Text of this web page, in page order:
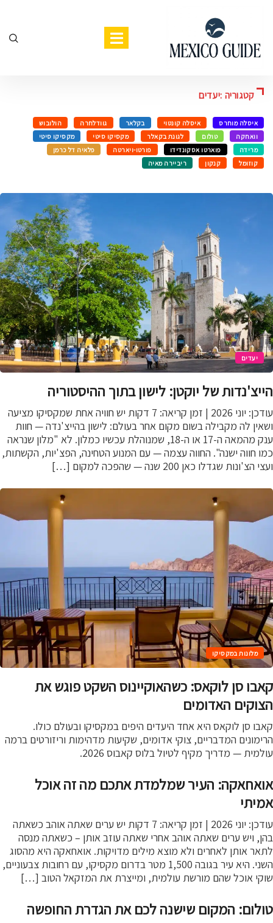
קטגוריה :יעדים
איסלה מוחרס איסלה קונטוי בקלאר גוודלחרה
הולובוש
וואחקה
טולום לגונת בקאלר מקסיקו סיטי
מקסיקו סיטי
מרידה
פוארטו אסקונדידו פורטו-ויארטה
פלאיה דל כרמן
קוזומל
קנקון ריביירה מאיה
יעדים
של יוקטן: לישון בתוך ההיסטוריה
עודכן: יוני 2026 | זמן קריאה: 7 דקות יש חוויה אחת שמקסיקו מציעה
לה מקבילה בשום מקום אחר בעולם: לישון בהייצ'נדה — חוות
ענק מהמאה ה-17 או ה-18, שמנוהלת עכשיו כמלון. לא "מלון שנראה
חווה ישנה". החווה עצמה — עם המנוע הטחינה, הפצ'יות, הקשתות,
שגדלו כאן 200 שנה — שהפכה למקום […]
מלונות במקסיקו
סן לוקאס: כשהאוקיינוס השקט פוגש את
האדומים
סן לוקאס היא אחד היעדים היפים במקסיקו ובעולם כולו.
המדבריים, צוקי אדומים, שקיעות מדהימות וריזורטים ברמה
— מדריך מקיף לטיול בלוס קאבוס 2026.
העיר שמלמדת אתכם מה זה אוכל
עודכן: יוני 2026 | זמן קריאה: 7 דקות יש ערים שאתה אוהב כשאתה
ויש ערים שאתה אוהב אחרי שאתה עוזב אותן – כשאתה מנסה
אותן לאחרים ולא מוצא מילים מדויקות. אואחאקה היא מהסוג
השני. היא עיר בגובה 1,500 מטר בדרום מקסיקו, עם רחובות צבעוניים,
אוכל שהם מורשת עולמית, ומייצרת את המזקאל הטוב […]
המקום שישנה לכם את הגדרת החופשה